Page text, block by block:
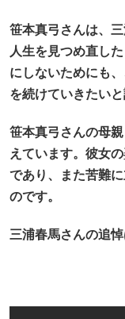
笹本真弓さんは、
人生を見つめ直し
にしないためにも
を続けていきたいと
笹本真弓さんの母
えています。彼女
であり、また苦難
のです。
三浦春馬さんの追悼